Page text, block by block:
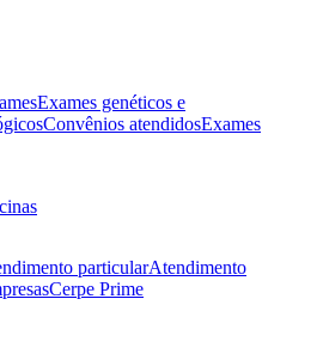
Exames genéticos e
Convênios atendidosExames
particularAtendimento
Cerpe Prime